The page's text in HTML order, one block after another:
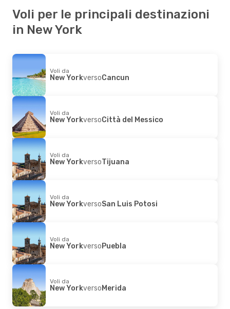
Voli per le principali destinazioni
in New York
Voli da
New YorkversoCancun
Voli da
New YorkversoCittà del Messico
Voli da
New YorkversoTijuana
Voli da
New YorkversoSan Luis Potosi
Voli da
New YorkversoPuebla
Voli da
New YorkversoMerida